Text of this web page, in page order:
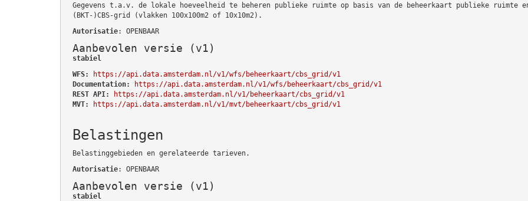
Gegevens t.a.v. de lokale hoeveelheid te beheren publieke ruimte op basis van de beheerkaart publieke ruimte
(BKT-)CBS-grid (vlakken 100x100m2 of 10x10m2).
Autorisatie: OPENBAAR
Aanbevolen versie (v1)
stabiel
WFS:
https://api.data.amsterdam.nl/v1/wfs/beheerkaart/cbs_grid/v1
Documentation:
https://api.data.amsterdam.nl/v1/wfs/beheerkaart/cbs_grid/v1
REST API:
https://api.data.amsterdam.nl/v1/beheerkaart/cbs_grid/v1
MVT:
https://api.data.amsterdam.nl/v1/mvt/beheerkaart/cbs_grid/v1
Belastingen
Belastinggebieden en gerelateerde tarieven.
Autorisatie: OPENBAAR
Aanbevolen versie (v1)
stabiel